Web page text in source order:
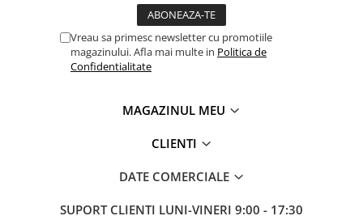
Vreau sa primesc newsletter cu promotiile
magazinului. Afla mai multe in Politica de
Confidentialitate
MAGAZINUL MEU
CLIENTI
DATE COMERCIALE
SUPORT CLIENTI LUNI-VINERI 9:00 - 17:30